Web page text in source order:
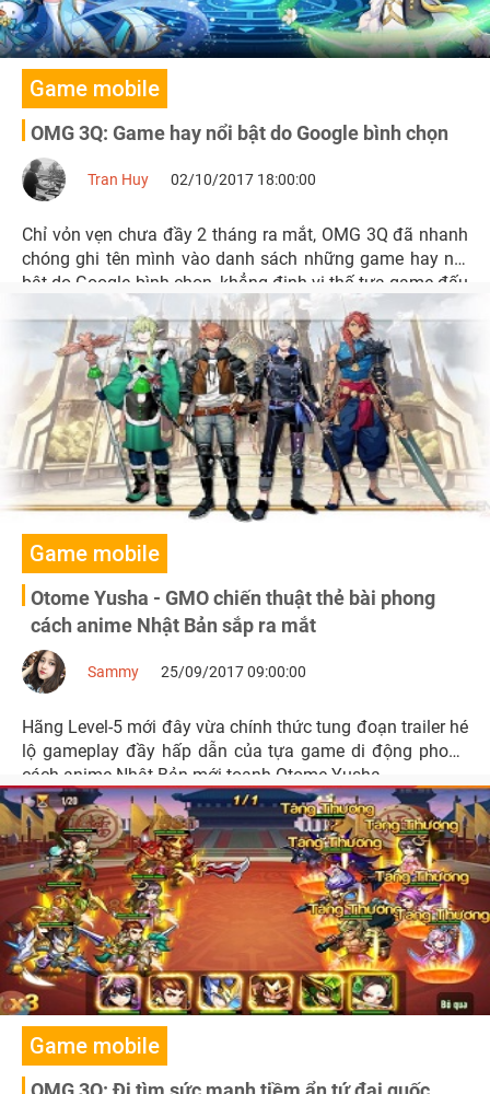
Game mobile
OMG 3Q: Game hay nổi bật do Google bình chọn
Tran Huy 02/10/2017 18:00:00
Chỉ vỏn vẹn chưa đầy 2 tháng ra mắt, OMG 3Q đã nhanh
chóng ghi tên mình vào danh sách những game hay nổi
bật do Google bình chọn, khẳng định vị thế tựa game đấu
tướng chiến thuật được yêu thích nhất hiện nay.
Game mobile
Otome Yusha - GMO chiến thuật thẻ bài phong
cách anime Nhật Bản sắp ra mắt
Sammy 25/09/2017 09:00:00
Hãng Level-5 mới đây vừa chính thức tung đoạn trailer hé
lộ gameplay đầy hấp dẫn của tựa game di động phong
cách anime Nhật Bản mới toanh Otome Yusha.
Game mobile